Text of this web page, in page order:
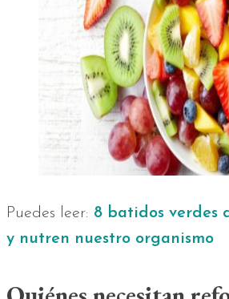
Puedes leer: 8 batidos verdes
y nutren nuestro organismo